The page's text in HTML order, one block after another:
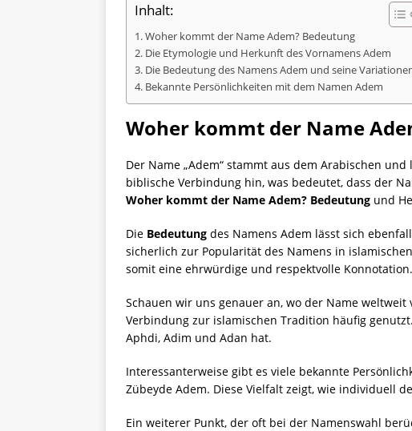
Inhalt:
Woher kommt der Name Adem? Bedeutung
Die Etymologie und Herkunft des Vornamens Adem
Die Bedeutung des Namens Adem und seine
Bekannte Persönlichkeiten mit dem Namen Adem
Woher kommt der Name
Der Name „Adem“ stammt aus dem Arabischen
biblische Verbindung hin, was bedeutet, dass der
Woher kommt der Name Adem? Bedeutung und
Die Bedeutung des Namens Adem lässt sich
sicherlich zur Popularität des Namens in
somit eine ehrwürdige und respektvolle Konnotation.
Schauen wir uns genauer an, wo der Name
Verbindung zur islamischen Tradition häufig
Aphdi, Adim und Adan hat.
Interessanterweise gibt es viele bekannte
Zübeyde Adem. Diese Vielfalt zeigt, wie individuell
Ein weiterer Punkt, der oft bei der Namenswahl